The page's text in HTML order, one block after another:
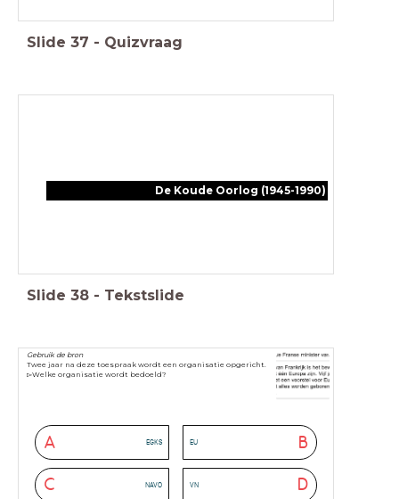
Slide 37 - Quizvraag
De Koude Oorlog (1945-1990)
Slide 38 - Tekstslide
Gebruik de bron
Twee jaar na deze toespraak wordt een organisatie opgericht.
▻Welke organisatie wordt bedoeld?
A EGKS B
EU
C NAVO D
VN